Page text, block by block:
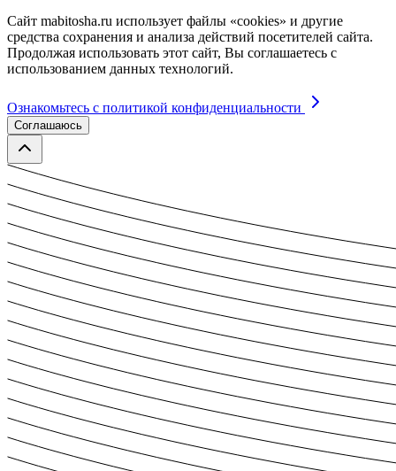
Сайт mabitosha.ru использует файлы «cookies» и другие
средства сохранения и анализа действий посетителей сайта.
Продолжая использовать этот сайт, Вы соглашаетесь с
использованием данных технологий.
Ознакомьтесь с политикой конфиденциальности
Соглашаюсь